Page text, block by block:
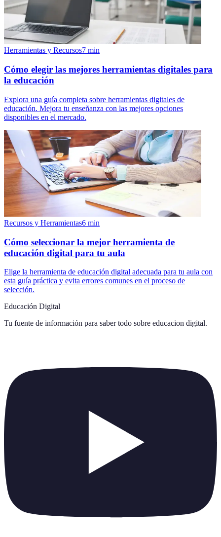
Herramientas y Recursos7 min
Cómo elegir las mejores herramientas digitales para
la educación
Explora una guía completa sobre herramientas digitales de
educación. Mejora tu enseñanza con las mejores opciones
disponibles en el mercado.
Recursos y Herramientas6 min
Cómo seleccionar la mejor herramienta de
educación digital para tu aula
Elige la herramienta de educación digital adecuada para tu aula con
esta guía práctica y evita errores comunes en el proceso de
selección.
Educación Digital
Tu fuente de información para saber todo sobre educacion digital.